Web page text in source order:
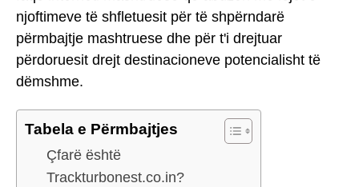
njoftimeve të shfletuesit për të shpërndarë
përmbajtje mashtruese dhe për t'i drejtuar
përdoruesit drejt destinacioneve potencialisht të
dëmshme.
Tabela e Përmbajtjes
Çfarë është
Trackturbonest.co.in?